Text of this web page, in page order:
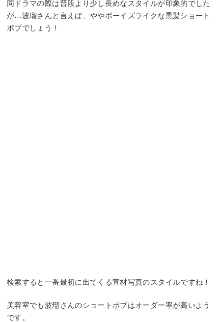
同ドラマの際は普段より少し長めなスタイルが印象的でした
が…波瑠さんと言えば、ややボーイズライクな黒髪ショート
ボブでしょう！
検索すると一番最初に出てくる宣材写真のスタイルですね！
美容室でも波瑠さんのショートボブはオーダー率が高いよう
です。